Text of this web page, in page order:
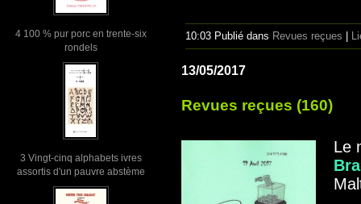
4 100 % pur porc en trente-six
rondels
3 Vingt-cinq alphabets ivres
assortis d'un pauvre abstème
10:03 Publié dans Revues reçues
13/05/2017
Revues reçues (160)
Le